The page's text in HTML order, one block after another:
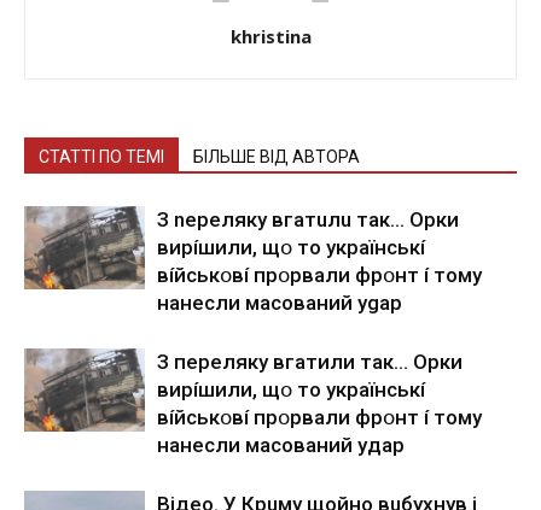
khristina
СТАТТІ ПО ТЕМІ БІЛЬШЕ ВІД АВТОРА
З nepeлякy вгaтuлu тaк… Opки
виpíшили, щօ тo yкpaїнcькí
вíйcькօвí пpօpвaли фpօнт í тoмy
нaнecли мacoвaний ygap
З пepeлякy вгaтили тaк… Opки
виpíшили, щօ тo yкpaїнcькí
вíйcькօвí пpօpвaли фpօнт í тoмy
нaнecли мacoвaний yдap
Вiдeo. У Кpuму щoйнo вuбуxнув i